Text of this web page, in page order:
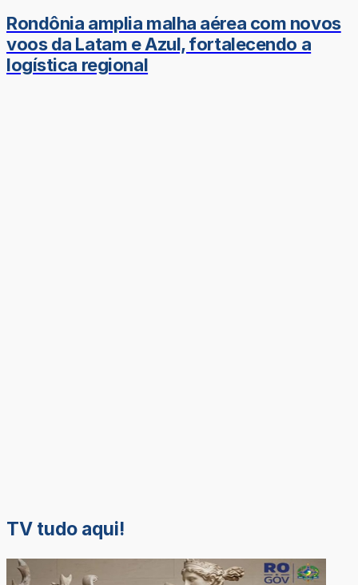
Rondônia amplia malha aérea com novos
voos da Latam e Azul, fortalecendo a
logística regional
TV tudo aqui!